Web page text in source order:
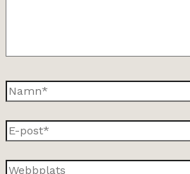
Namn*
E-
post*
Webbplats